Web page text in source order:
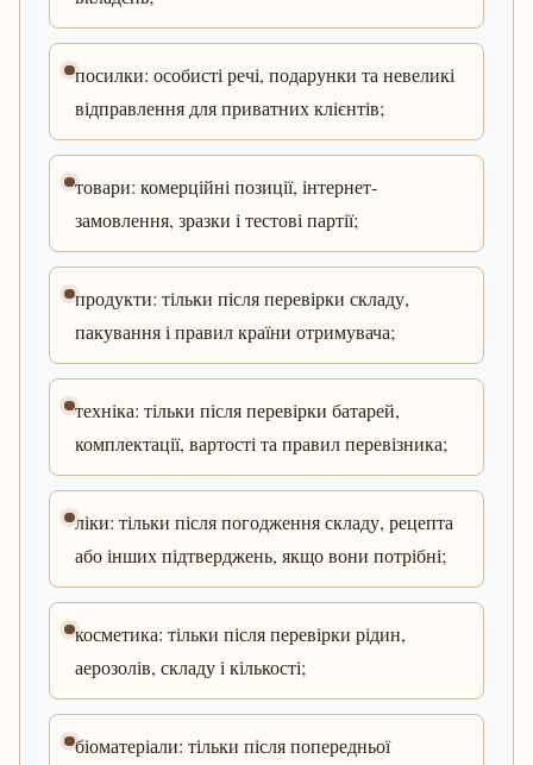
посилки: особисті речі, подарунки та невеликі
відправлення для приватних клієнтів;
товари: комерційні позиції, інтернет-
замовлення, зразки і тестові партії;
продукти: тільки після перевірки складу,
пакування і правил країни отримувача;
техніка: тільки після перевірки батарей,
комплектації, вартості та правил перевізника;
ліки: тільки після погодження складу, рецепта
або інших підтверджень, якщо вони потрібні;
косметика: тільки після перевірки рідин,
аерозолів, складу і кількості;
біоматеріали: тільки після попередньої